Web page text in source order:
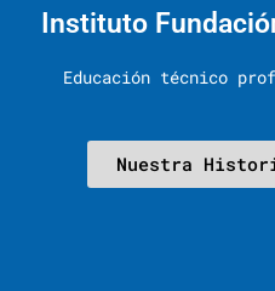
Instituto
Educación técnico
Nuestra